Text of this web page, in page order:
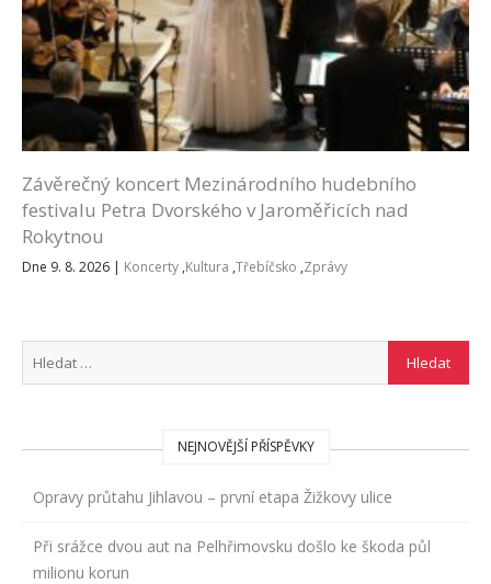
Závěrečný koncert Mezinárodního hudebního
festivalu Petra Dvorského v Jaroměřicích nad
Rokytnou
Dne 9. 8. 2026 | Koncerty ,Kultura ,Třebíčsko ,Zprávy
NEJNOVĚJŠÍ PŘÍSPĚVKY
Opravy průtahu Jihlavou – první etapa Žižkovy ulice
Při srážce dvou aut na Pelhřimovsku došlo ke škoda půl
milionu korun